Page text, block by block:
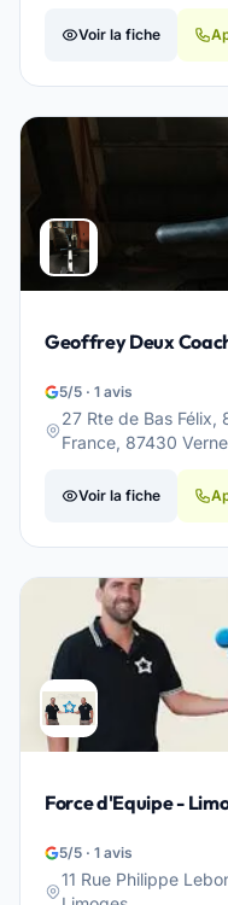
Voir la fiche
Geoffrey Deux
5/5 · 1 avis
27 Rte de Bas Félix,
France, 87430
Voir la fiche
Force d'Equipe -
5/5 · 1 avis
11 Rue Philippe